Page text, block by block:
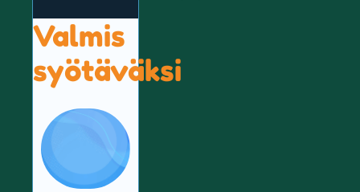
Valmis
syötäväksi